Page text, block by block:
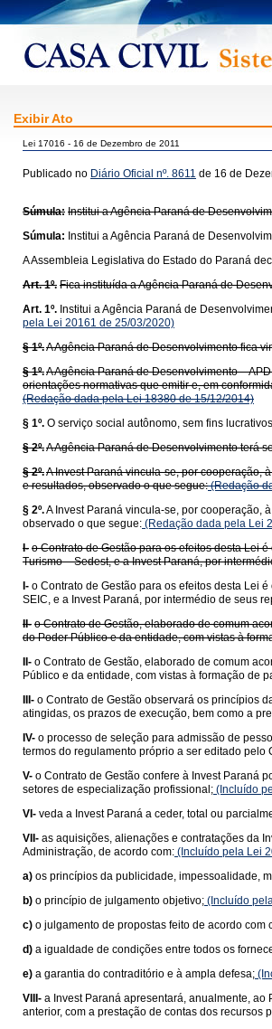
Exibir Ato
Lei 17016 - 16 de Dezembro de 2011
Publicado no Diário Oficial nº. 8611 de 16 de
Súmula: Institui a Agência Paraná de
Súmula: Institui a Agência Paraná de
A Assembleia Legislativa do Estado do Paraná
Art. 1º. Fica instituída a Agência Paraná de
Art. 1º. Institui a Agência Paraná de
pela Lei 20161 de 25/03/2020)
§ 1º.A Agência Paraná de Desenvolvimento fica
§ 1º.A Agência Paraná de Desenvolvimento –
orientações normativas que emitir e, em
(Redação dada pela Lei 18380 de 15/12/2014)
§ 1º. O serviço social autônomo, sem fins
§ 2º.A Agência Paraná de Desenvolvimento terá
§ 2º.A Invest Paraná vincula-se, por cooperação,
e resultados, observado o que segue:(Redação
§ 2º.A Invest Paraná vincula-se, por cooperação,
observado o que segue: (Redação dada pela Lei
I- o Contrato de Gestão para os efeitos desta Lei
Turismo – Sedest, e a Invest Paraná, por
I- o Contrato de Gestão para os efeitos desta Lei
SEIC, e a Invest Paraná, por intermédio de seus
II- o Contrato de Gestão, elaborado de comum
do Poder Público e da entidade, com vistas à
II- o Contrato de Gestão, elaborado de comum
Público e da entidade, com vistas à formação de
III- o Contrato de Gestão observará os princípios
atingidas, os prazos de execução, bem como a
IV- o processo de seleção para admissão de
termos do regulamento próprio a ser editado pelo
V- o Contrato de Gestão confere à Invest Paraná
setores de especialização profissional; (Incluído
VI- veda a Invest Paraná a ceder, total ou
VII- as aquisições, alienações e contratações da
Administração, de acordo com: (Incluído pela Lei
a) os princípios da publicidade, impessoalidade,
b) o princípio de julgamento objetivo; (Incluído
c) o julgamento de propostas feito de acordo com
d) a igualdade de condições entre todos os
e) a garantia do contraditório e à ampla defesa;
VIII- a Invest Paraná apresentará, anualmente,
anterior, com a prestação de contas dos